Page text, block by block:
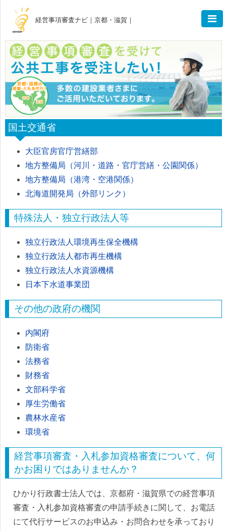
経営事項審査ナビ｜京都・滋賀｜
国土交通省
大臣官房官庁営繕部
地方整備局（河川・道路・官庁営繕・公園関係）
地方整備局（港湾・空港関係）
北海道開発局（外部リンク）
特殊法人・独立行政法人等
独立行政法人環境再生保全機構
独立行政法人都市再生機構
独立行政法人水資源機構
日本下水道事業団
その他の政府の機関
内閣府
防衛省
法務省
財務省
文部科学省
厚生労働省
農林水産省
環境省
経営事項審査・入札参加資格審査について、何
かお困りではありませんか？
ひかり行政書士法人では、京都府・滋賀県での経営事項
審査・入札参加資格審査の申請手続きに関して、お電話
にて代行サービスのお申込み・お問合わせを承っており